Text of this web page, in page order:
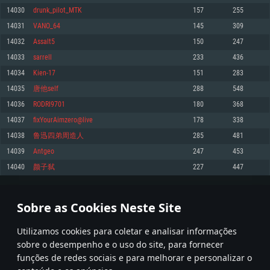
Sobre as Cookies Neste Site
Utilizamos cookies para coletar e analisar informações
sobre o desempenho e o uso do site, para fornecer
funções de redes sociais e para melhorar e personalizar o
Memória: 4GB
Placa Gráfica: Placa com DirectX 11: AMD Radeon 77XX / NVIDIA GeForce
GTX 660. Resolução mínima suportada: 720p
Network: Internet de banda larga.
Disco: 23,1 GB
Recomendado
superior, Radeon RX 570 ou superior
Disco: 75,9 GB
Memória: 6 GB
Placa Gráfica: Intel Iris Pro 5200 (Mac), equivalentes AMD/Nvidia para Mac.
Resolução mínima suportada: 720p com suporte Metal.
Network: Internet de banda larga.
Disco: 21,5 GB
Recomendado
Network: Internet de banda larga.
Memória: 4 GB
Placa Gráfica: NVIDIA 660 com os drivers mais recentes (não mais de 6
meses) / equivalentes AMD com os drivers mais recentes com suporte
Vulkan (não mais de 6 meses); Resolução mínima suportada: 720p.
Network: Internet de banda larga.
Disco: 21,5 GB
Recomendado
Sistema Operativo: Ubuntu 20.04 64bit
Processador: Intel Core i7
Memória: 16 GB
Placa Gráfica: NVIDIA 1060 com os drivers mais recentes (não mais de 6
meses) / equivalentes AMD (Radeon RX 570) com os drivers mais recentes
Network: Internet de banda larga.
14030 drunk_pilot_MTK 157 255
14031 VANO_64 145 309
14032 Assalt5 150 247
14033 sarrell 233 436
14034 Kien-17 151 283
14035 唐他self 288 548
14036 RODRI9701 180 368
14037 fixYourAimzero@live 178 338
14038 鲁迅四弟周造人 285 481
14039 Antgeo 247 453
14040 颜子弑 227 447